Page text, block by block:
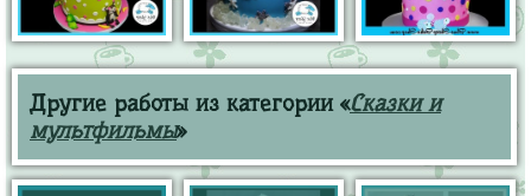
Другие работы из категории «Сказки и
мультфильмы»